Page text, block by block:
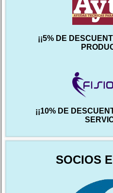
¡¡5% DE
¡¡10% DE
SOCIOS